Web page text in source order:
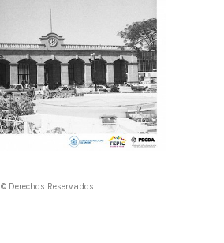
© Derechos Reservados